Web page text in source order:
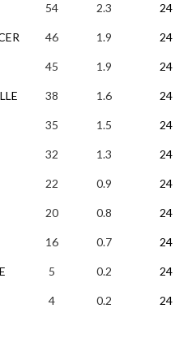
54 2.3 24
46 1.9 24
45 1.9 24
38 1.6 24
35 1.5 24
32 1.3 24
22 0.9 24
20 0.8 24
16 0.7 24
5 0.2 24
4 0.2 24